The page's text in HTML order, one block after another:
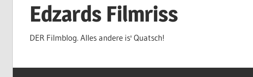
Edzards Filmriss
DER Filmblog. Alles andere is' Quatsch!